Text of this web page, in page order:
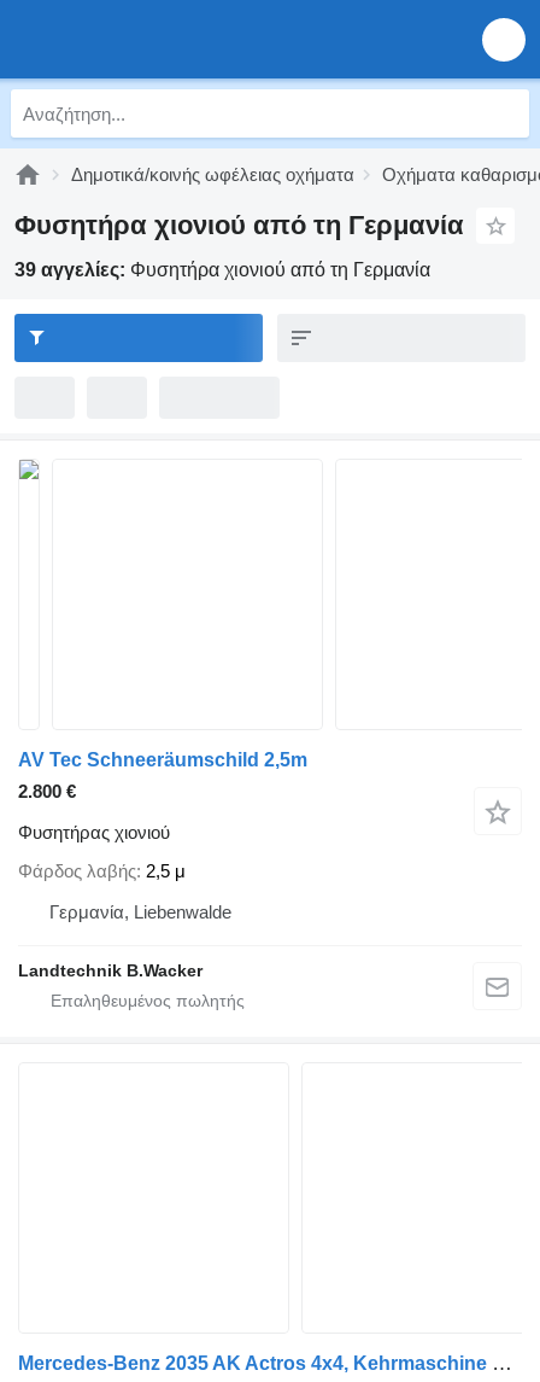
Δημοτικά/κοινής ωφέλειας οχήματα Οχήματα
Φυσητήρα χιονιού από τη Γερμανία
39 αγγελίες: Φυσητήρα χιονιού από τη Γερμανία
AV Tec Schneeräumschild 2,5m
2.800 €
Φυσητήρας χιονιού
Φάρδος λαβής 2,5 μ
Γερμανία, Liebenwalde
Landtechnik B.Wacker
Mercedes-Benz 2035 AK Actros 4x4, Kehrmaschine Schmidt, Allrad